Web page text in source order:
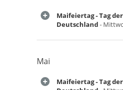
Maifeiertag - Tag
Deutschland-
Mai
Maifeiertag - Tag